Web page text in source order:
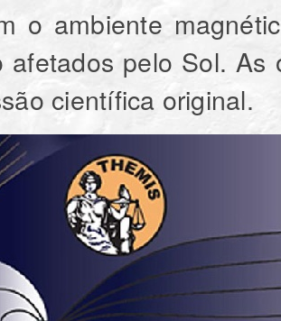
o ambiente
afetados pelo Sol. As
científica original.